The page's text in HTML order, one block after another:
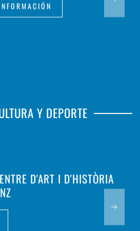
Y DEPORTE
D'ART I D'HISTÒRIA